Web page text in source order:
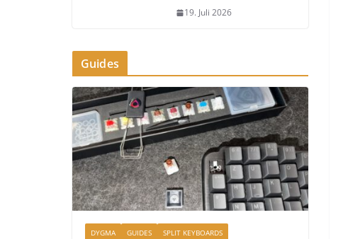
19. Juli 2026
Guides
DYGMA GUIDES SPLIT KEYBOARDS